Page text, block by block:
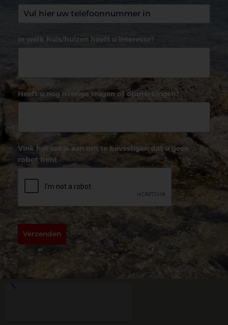
In welk huis/huizen heeft u interesse?
Heeft u nog overige vragen of opmerkingen?
Vink het vakje aan om te bevestigen dat u geen
robot bent*
Verzenden